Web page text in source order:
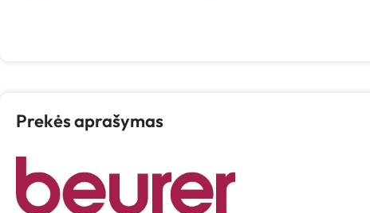
Prekės aprašymas